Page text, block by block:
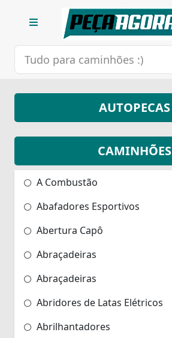
AUTOPECAS
CAMINHÕES
A Combustão
Abafadores Esportivos
Abertura Capô
Abraçadeiras
Abraçadeiras
Abridores de Latas Elétricos
Abrilhantadores